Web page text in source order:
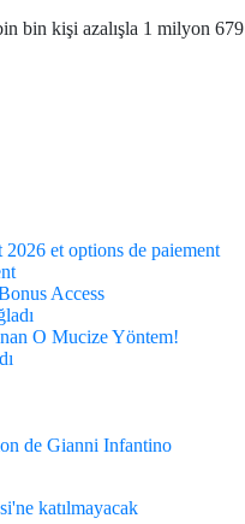
bin kişi azalışla 1 milyon 679
et options de paiement
Access
O Mucize Yöntem!
de Gianni Infantino
katılmayacak